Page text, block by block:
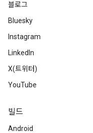
블로그
Bluesky
Instagram
LinkedIn
X(트위터)
YouTube
빌드
Android